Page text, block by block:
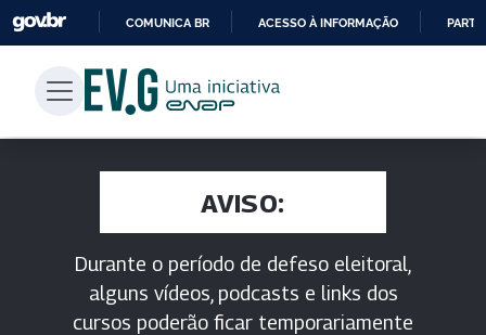
PARA
CONTEÚDO
COMUNICA BR ACESSO À INFORMAÇÃO
AVISO:
Durante o período de defeso eleitoral,
alguns vídeos, podcasts e links dos
cursos poderão ficar temporariamente